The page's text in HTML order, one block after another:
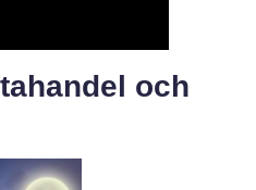
och